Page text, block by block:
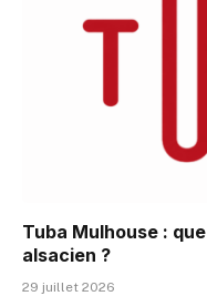
Tuba Mulhouse :
alsacien ?
29 juillet 2026